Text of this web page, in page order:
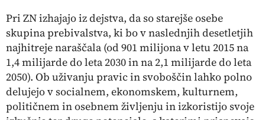
Pri ZN izhajajo iz dejstva, da so starejše osebe
skupina prebivalstva, ki bo v naslednjih desetletjih
najhitreje naraščala (od 901 milijona v letu 2015 na
1,4 milijarde do leta 2030 in na 2,1 milijarde do leta
2050). Ob uživanju pravic in svoboščin lahko polno
delujejo v socialnem, ekonomskem, kulturnem,
političnem in osebnem življenju in izkoristijo svoje